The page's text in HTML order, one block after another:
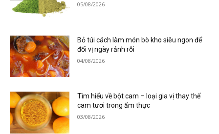
05/08/2026
Bỏ túi cách làm món bò kho siêu ngon để
đổi vị ngày rảnh rỗi
04/08/2026
Tìm hiểu về bột cam – loại gia vị thay thế
cam tươi trong ẩm thực
03/08/2026